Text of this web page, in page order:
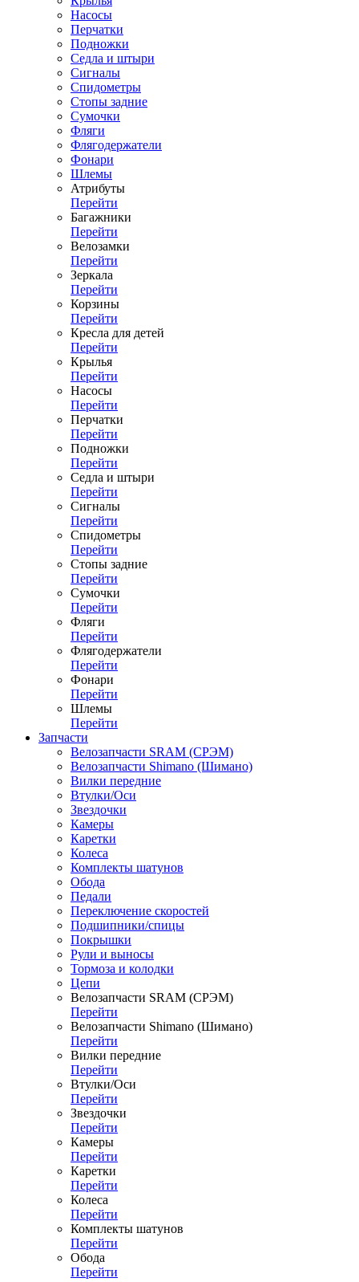
Насосы
Перчатки
Подножки
Седла и штыри
Сигналы
Спидометры
Стопы задние
Сумочки
Фляги
Флягодержатели
Фонари
Шлемы
Атрибуты
Перейти
Багажники
Перейти
Велозамки
Перейти
Зеркала
Перейти
Корзины
Перейти
Кресла для детей
Перейти
Крылья
Перейти
Насосы
Перейти
Перчатки
Перейти
Подножки
Перейти
Седла и штыри
Перейти
Сигналы
Перейти
Спидометры
Перейти
Стопы задние
Перейти
Сумочки
Перейти
Фляги
Перейти
Флягодержатели
Перейти
Фонари
Перейти
Шлемы
Перейти
Запчасти
Велозапчасти SRAM (СРЭМ)
Велозапчасти Shimano (Шимано)
Вилки передние
Втулки/Оси
Звездочки
Камеры
Каретки
Колеса
Комплекты шатунов
Обода
Педали
Переключение скоростей
Подшипники/спицы
Покрышки
Рули и выносы
Тормоза и колодки
Цепи
Велозапчасти SRAM (СРЭМ)
Перейти
Велозапчасти Shimano (Шимано)
Перейти
Вилки передние
Перейти
Втулки/Оси
Перейти
Звездочки
Перейти
Камеры
Перейти
Каретки
Перейти
Колеса
Перейти
Комплекты шатунов
Перейти
Обода
Перейти